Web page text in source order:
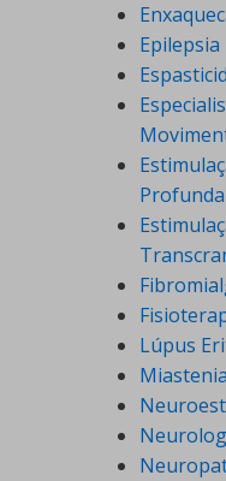
Epilepsia
Profunda
Lúpus